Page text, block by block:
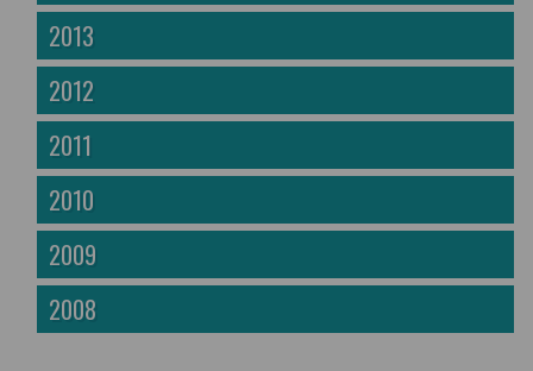
2013
2012
2011
2010
2009
2008